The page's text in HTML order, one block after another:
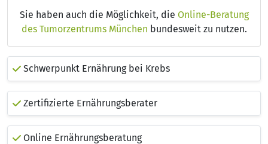
Sie haben auch die Möglichkeit, die Online-Beratung
des Tumorzentrums München bundesweit zu nutzen.
Schwerpunkt Ernährung bei Krebs
Zertifizierte Ernährungsberater
Online Ernährungsberatung